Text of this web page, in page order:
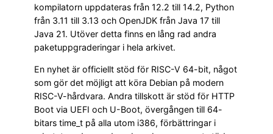
kompilatorn uppdateras från 12.2 till 14.2, Python
från 3.11 till 3.13 och OpenJDK från Java 17 till
Java 21. Utöver detta finns en lång rad andra
paketuppgraderingar i hela arkivet.
En nyhet är officiellt stöd för RISC-V 64-bit, något
som gör det möjligt att köra Debian på modern
RISC-V-hårdvara. Andra tillskott är stöd för HTTP
Boot via UEFI och U-Boot, övergången till 64-
bitars time_t på alla utom i386, förbättringar i